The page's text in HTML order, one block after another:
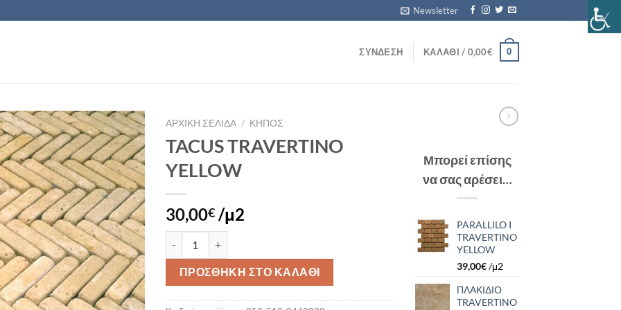
Newsletter
ΣΎΝΔΕΣΗ ΚΑΛΆΘΙ / 0,00€ 0
Πρόσθήκη
στην λίστα
επιθυμιών
ΑΡΧΙΚΉ ΣΕΛΊΔΑ / ΚΗΠΟΣ
TACUS TRAVERTINO
YELLOW
30,00€ /μ2
ΠΡΟΣΘΉΚΗ ΣΤΟ ΚΑΛΆΘΙ
Μπορεί επίσης
να σας αρέσει…
PARALLILO I
TRAVERTINO
YELLOW
39,00€/μ2
ΠΛΑΚΙΔΙΟ
TRAVERTINO